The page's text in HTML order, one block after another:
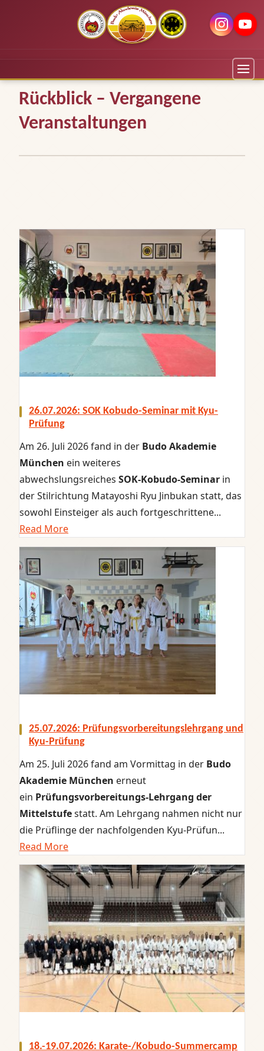
Rückblick – Vergangene
Veranstaltungen
26.07.2026: SOK Kobudo-Seminar mit Kyu-
Prüfung
Am 26. Juli 2026 fand in der Budo Akademie
München ein weiteres
abwechslungsreiches SOK‑Kobudo‑Seminar in
der Stilrichtung Matayoshi Ryu Jinbukan statt, das
sowohl Einsteiger als auch fortgeschrittene...
Read More
25.07.2026: Prüfungsvorbereitungslehrgang und
Kyu-Prüfung
Am 25. Juli 2026 fand am Vormittag in der Budo
Akademie München erneut
ein Prüfungsvorbereitungs‑Lehrgang der
Mittelstufestatt. Am Lehrgang nahmen nicht nur
die Prüflinge der nachfolgenden Kyu-Prüfun...
Read More
18.-19.07.2026: Karate-/Kobudo-Summercamp